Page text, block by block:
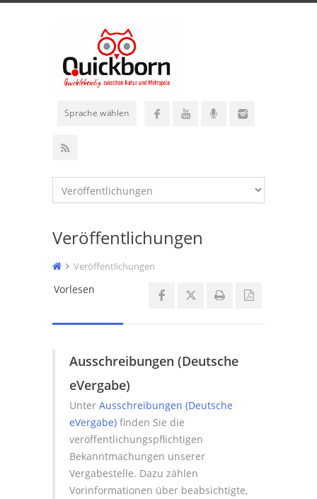
Sprache wählen
Veröffentlichungen
Veröffentlichungen
Vorlesen
Ausschreibungen (Deutsche
eVergabe)
Unter Ausschreibungen (Deutsche
eVergabe) finden Sie die
veröffentlichungspflichtigen
Bekanntmachungen unserer
Vergabestelle. Dazu zählen
Vorinformationen über beabsichtigte,